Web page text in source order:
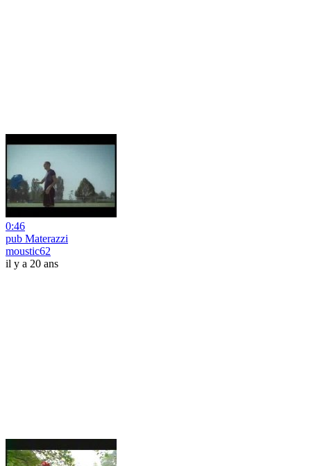
0:46
pub Materazzi
moustic62
il y a 20 ans